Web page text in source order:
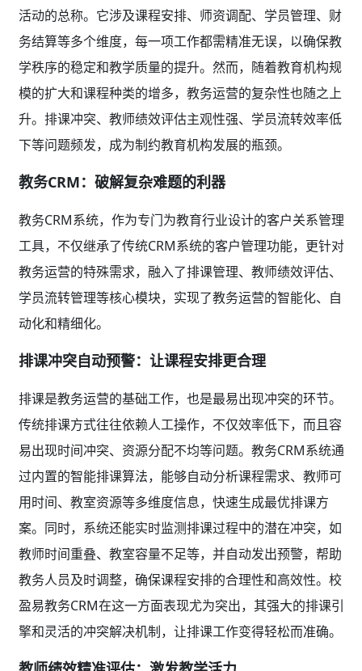
活动的总称。它涉及课程安排、师资调配、学员管理、财
务结算等多个维度，每一项工作都需精准无误，以确保教
学秩序的稳定和教学质量的提升。然而，随着教育机构规
模的扩大和课程种类的增多，教务运营的复杂性也随之上
升。排课冲突、教师绩效评估主观性强、学员流转效率低
下等问题频发，成为制约教育机构发展的瓶颈。
教务CRM：破解复杂难题的利器
教务CRM系统，作为专门为教育行业设计的客户关系管理
工具，不仅继承了传统CRM系统的客户管理功能，更针对
教务运营的特殊需求，融入了排课管理、教师绩效评估、
学员流转管理等核心模块，实现了教务运营的智能化、自
动化和精细化。
排课冲突自动预警：让课程安排更合理
排课是教务运营的基础工作，也是最易出现冲突的环节。
传统排课方式往往依赖人工操作，不仅效率低下，而且容
易出现时间冲突、资源分配不均等问题。教务CRM系统通
过内置的智能排课算法，能够自动分析课程需求、教师可
用时间、教室资源等多维度信息，快速生成最优排课方
案。同时，系统还能实时监测排课过程中的潜在冲突，如
教师时间重叠、教室容量不足等，并自动发出预警，帮助
教务人员及时调整，确保课程安排的合理性和高效性。校
盈易教务CRM在这一方面表现尤为突出，其强大的排课引
擎和灵活的冲突解决机制，让排课工作变得轻松而准确。